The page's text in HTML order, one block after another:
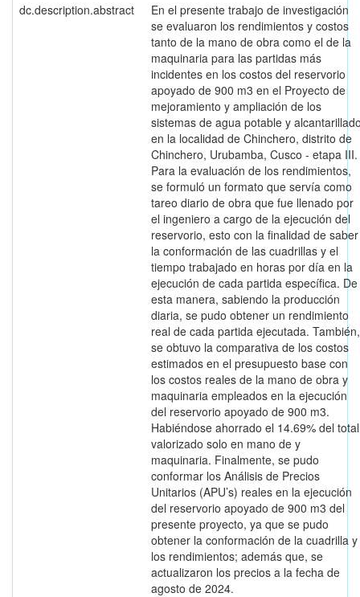
dc.description.abstract
En el presente trabajo de investigación
se evaluaron los rendimientos y costos
tanto de la mano de obra como el de la
maquinaria para las partidas más
incidentes en los costos del reservorio
apoyado de 900 m3 en el Proyecto de
mejoramiento y ampliación de los
sistemas de agua potable y
en la localidad de Chinchero, distrito de
Chinchero, Urubamba, Cusco - etapa III.
Para la evaluación de los rendimientos,
se formuló un formato que servía como
tareo diario de obra que fue llenado por
el ingeniero a cargo de la ejecución del
reservorio, esto con la finalidad de saber
la conformación de las cuadrillas y el
tiempo trabajado en horas por día en la
ejecución de cada partida específica. De
esta manera, sabiendo la producción
diaria, se pudo obtener un rendimiento
real de cada partida ejecutada. También,
se obtuvo la comparativa de los costos
estimados en el presupuesto base con
los costos reales de la mano de obra y
maquinaria empleados en la ejecución
del reservorio apoyado de 900 m3.
Habiéndose ahorrado el 14.69% del total
valorizado solo en mano de y
maquinaria. Finalmente, se pudo
conformar los Análisis de Precios
Unitarios (APU’s) reales en la ejecución
del reservorio apoyado de 900 m3 del
presente proyecto, ya que se pudo
obtener la conformación de la cuadrilla y
los rendimientos; además que, se
actualizaron los precios a la fecha de
agosto de 2024.